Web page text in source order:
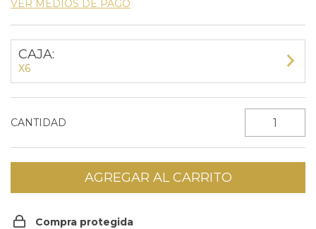
VER MEDIOS DE PAGO
CAJA:
X6
CANTIDAD
Compra protegida